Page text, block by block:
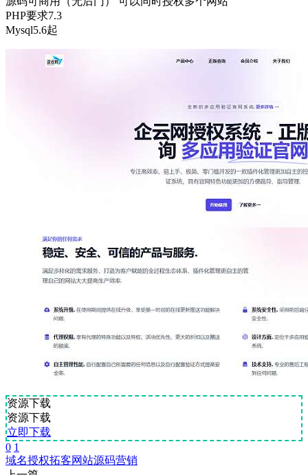
PHP要求7.3
Mysql5.6起
资源下载
资源下载
立即下载
0 1
域名授权拓客网站源码营销